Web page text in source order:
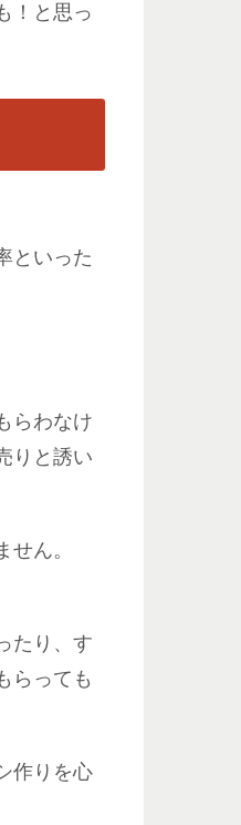
！と思っ
といった
らわなけ
りと誘い
ん。
たり、す
らっても
作りを心